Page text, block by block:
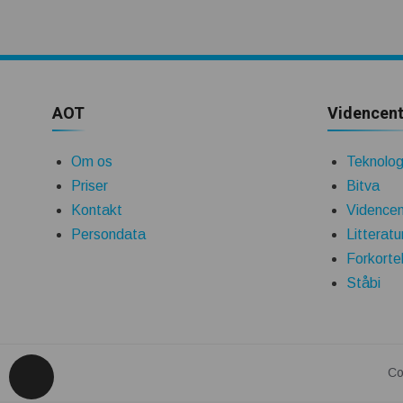
AOT
Om os
Priser
Kontakt
Persondata
Bitva
Ståbi